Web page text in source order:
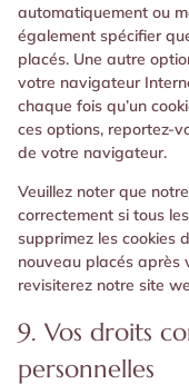
automatiquement ou
également spécifier
placés. Une autre
votre navigateur
chaque fois qu’un
ces options, reportez-
de votre navigateur.
Veuillez noter que
correctement si tous
supprimez les cookies
nouveau placés après
revisiterez notre site
9. Vos droits
personnelles